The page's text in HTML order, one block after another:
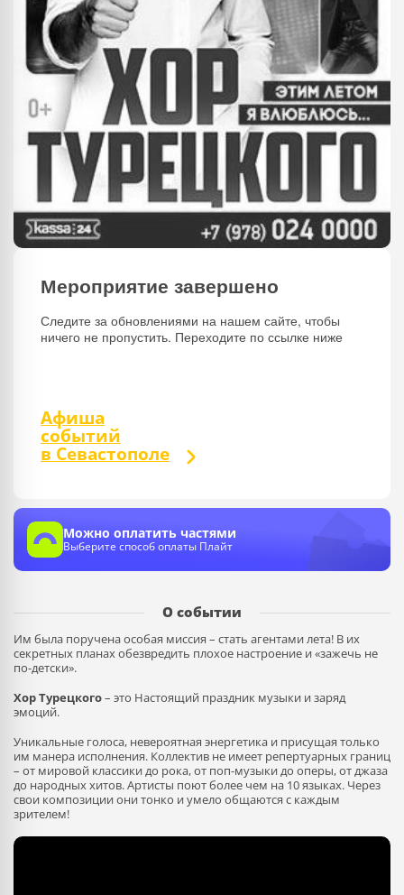
Мероприятие завершено
Следите за обновлениями на нашем сайте, чтобы
ничего не пропустить. Переходите по ссылке ниже
Афиша
событий
в Севастополе
Можно оплатить частями
Выберите способ оплаты Плайт
О событии
Им была поручена особая миссия – стать агентами лета! В их
секретных планах обезвредить плохое настроение и «зажечь не
по-детски».
Хор Турецкого– это Настоящий праздник музыки и заряд
эмоций.
Уникальные голоса, невероятная энергетика и присущая только
им манера исполнения. Коллектив не имеет репертуарных границ
– от мировой классики до рока, от поп-музыки до оперы, от джаза
до народных хитов. Артисты поют более чем на 10 языках. Через
свои композиции они тонко и умело общаются с каждым
зрителем!